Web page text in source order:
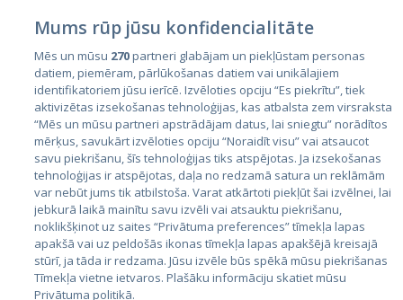
Valstis
Igaunija
Latvija
Lietuva
Mums rūp jūsu konfidencialitāte
Mēs un mūsu 270partneri glabājam un piekļūstam personas
datiem, piemēram, pārlūkošanas datiem vai unikālajiem
identifikatoriem jūsu ierīcē. Izvēloties opciju “Es piekrītu”, tiek
aktivizētas izsekošanas tehnoloģijas, kas atbalsta zem virsraksta
“Mēs un mūsu partneri apstrādājam datus, lai sniegtu” norādītos
mērķus, savukārt izvēloties opciju “Noraidīt visu” vai atsaucot
savu piekrišanu, šīs tehnoloģijas tiks atspējotas. Ja izsekošanas
tehnoloģijas ir atspējotas, daļa no redzamā satura un reklāmām
var nebūt jums tik atbilstoša. Varat atkārtoti piekļūt šai izvēlnei, lai
jebkurā laikā mainītu savu izvēli vai atsauktu piekrišanu,
noklikšķinot uz saites “Privātuma preferences” tīmekļa lapas
apakšā vai uz peldošās ikonas tīmekļa lapas apakšējā kreisajā
stūrī, ja tāda ir redzama. Jūsu izvēle būs spēkā mūsu piekrišanas
Tīmekļa vietne ietvaros. Plašāku informāciju skatiet mūsu
Privātuma politikā.